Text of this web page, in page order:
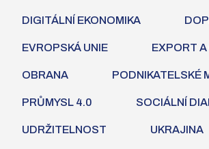
DIGITÁLNÍ EKONOMIKA
EVROPSKÁ UNIE EXPORT
OBRANA PODNIKATELSKÉ
PRŮMYSL 4.0 SOCIÁLNÍ
UDRŽITELNOST UKRAJINA